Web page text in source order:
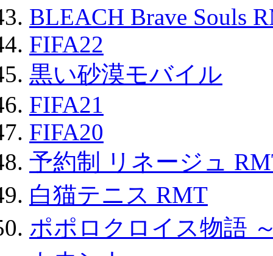
BLEACH Brave Souls
FIFA22
黒い砂漠モバイル
FIFA21
FIFA20
予約制 リネージュ
白猫テニス RMT
ポポロクロイス物語